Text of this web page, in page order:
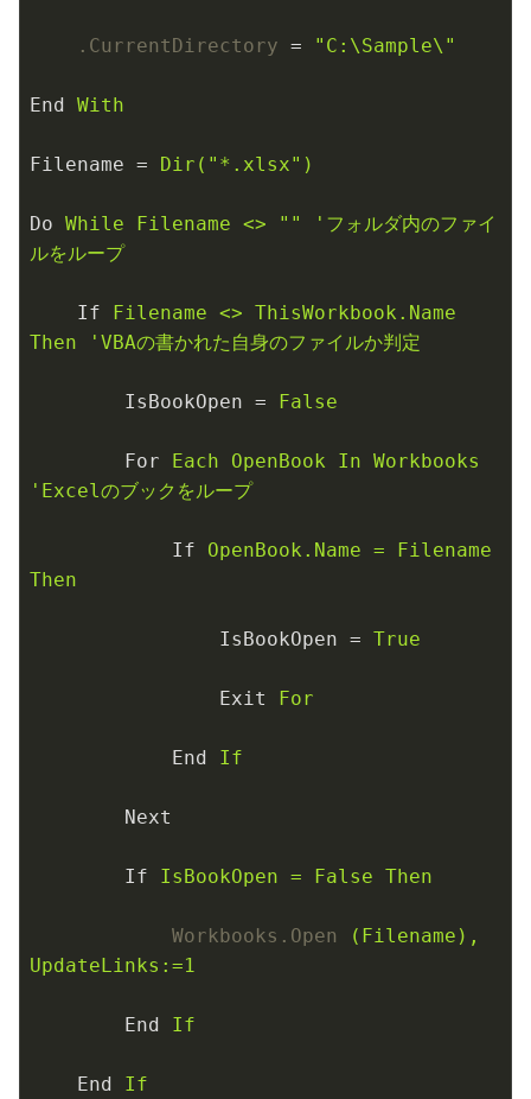
.CurrentDirectory = "C:\Sample\"
End With
Filename = Dir("*.xlsx")
Do While Filename <> "" 'フォルダ内のファイ
ルをループ
If
Filename <> ThisWorkbook.Name
Then 'VBAの書かれた自身のファイルか判定
IsBookOpen = False
For
Each OpenBook In Workbooks
'Excelのブックをループ
If
OpenBook.Name = Filename
Then
IsBookOpen = True
Exit For
End If
Next
If IsBookOpen = False Then
Workbooks.Open
(Filename),
UpdateLinks:=1
End If
End If